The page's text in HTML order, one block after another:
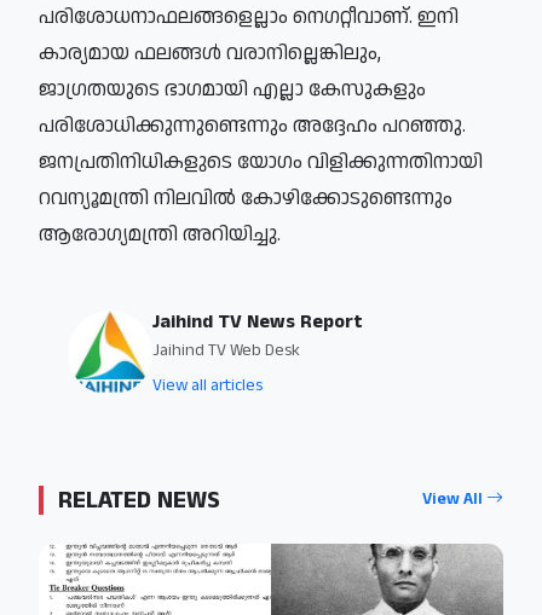
പരിശോധനാഫലങ്ങളെല്ലാം നെഗറ്റീവാണ്. ഇനി
കാര്യമായ ഫലങ്ങള്‍ വരാനില്ലെങ്കിലും,
ജാഗ്രതയുടെ ഭാഗമായി എല്ലാ കേസുകളും
പരിശോധിക്കുന്നുണ്ടെന്നും അദ്ദേഹം പറഞ്ഞു.
ജനപ്രതിനിധികളുടെ യോഗം വിളിക്കുന്നതിനായി
റവന്യൂമന്ത്രി നിലവില്‍ കോഴിക്കോടുണ്ടെന്നും
ആരോഗ്യമന്ത്രി അറിയിച്ചു.
Jaihind TV News Report
Jaihind TV Web Desk
View all articles
RELATED NEWS View All